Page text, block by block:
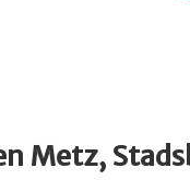
Metz,